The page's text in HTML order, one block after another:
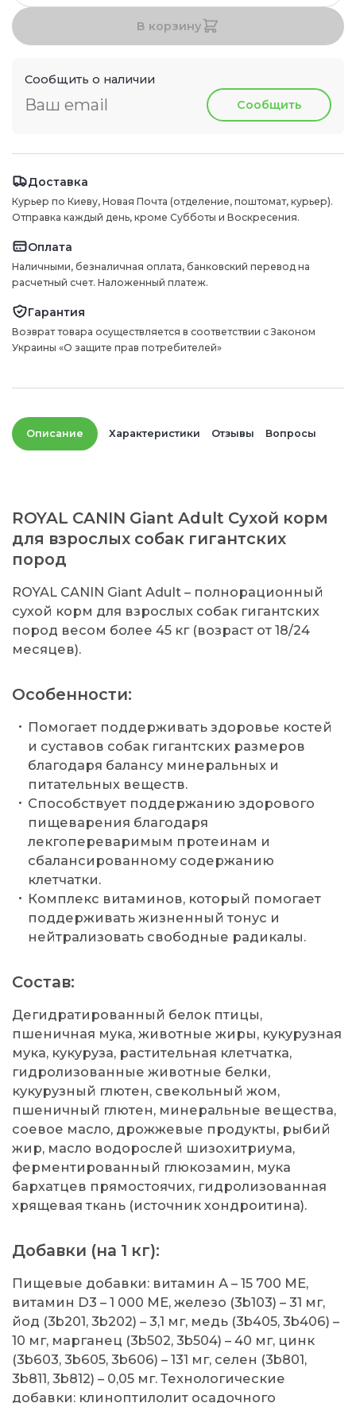
В корзину
Сообщить о наличии
Сообщить
Доставка
Курьер по Киеву, Новая Почта (отделение, поштомат, курьер).
Отправка каждый день, кроме Субботы и Воскресения.
Оплата
Наличными, безналичная оплата, банковский перевод на
расчетный счет. Наложенный платеж.
Гарантия
Возврат товара осуществляется в соответствии с Законом
Украины «О защите прав потребителей»
Описание Характеристики Отзывы Вопросы
ROYAL CANIN Giant Adult Сухой корм
для взрослых собак гигантских
пород
ROYAL CANIN Giant Adult – полнорационный
сухой корм для взрослых собак гигантских
пород весом более 45 кг (возраст от 18/24
месяцев).
Особенности:
Помогает поддерживать здоровье костей
и суставов собак гигантских размеров
благодаря балансу минеральных и
питательных веществ.
Способствует поддержанию здорового
пищеварения благодаря
лекгопереваримым протеинам и
сбалансированному содержанию
клетчатки.
Комплекс витаминов, который помогает
поддерживать жизненный тонус и
нейтрализовать свободные радикалы.
Состав:
Дегидратированный белок птицы,
пшеничная мука, животные жиры, кукурузная
мука, кукуруза, растительная клетчатка,
гидролизованные животные белки,
кукурузный глютен, свекольный жом,
пшеничный глютен, минеральные вещества,
соевое масло, дрожжевые продукты, рыбий
жир, масло водорослей шизохитриума,
ферментированный глюкозамин, мука
бархатцев прямостоячих, гидролизованная
хрящевая ткань (источник хондроитина).
Добавки (на 1 кг):
Пищевые добавки: витамин А – 15 700 МЕ,
витамин D3 – 1 000 МЕ, железо (3b103) – 31 мг,
йод (3b201, 3b202) – 3,1 мг, медь (3b405, 3b406) –
10 мг, марганец (3b502, 3b504) – 40 мг, цинк
(3b603, 3b605, 3b606) – 131 мг, селен (3b801,
3b811, 3b812) – 0,05 мг. Технологические
добавки: клиноптилолит осадочного